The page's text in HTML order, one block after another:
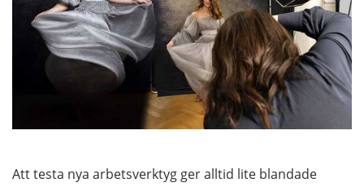
Att testa nya arbetsverktyg ger alltid lite blandade